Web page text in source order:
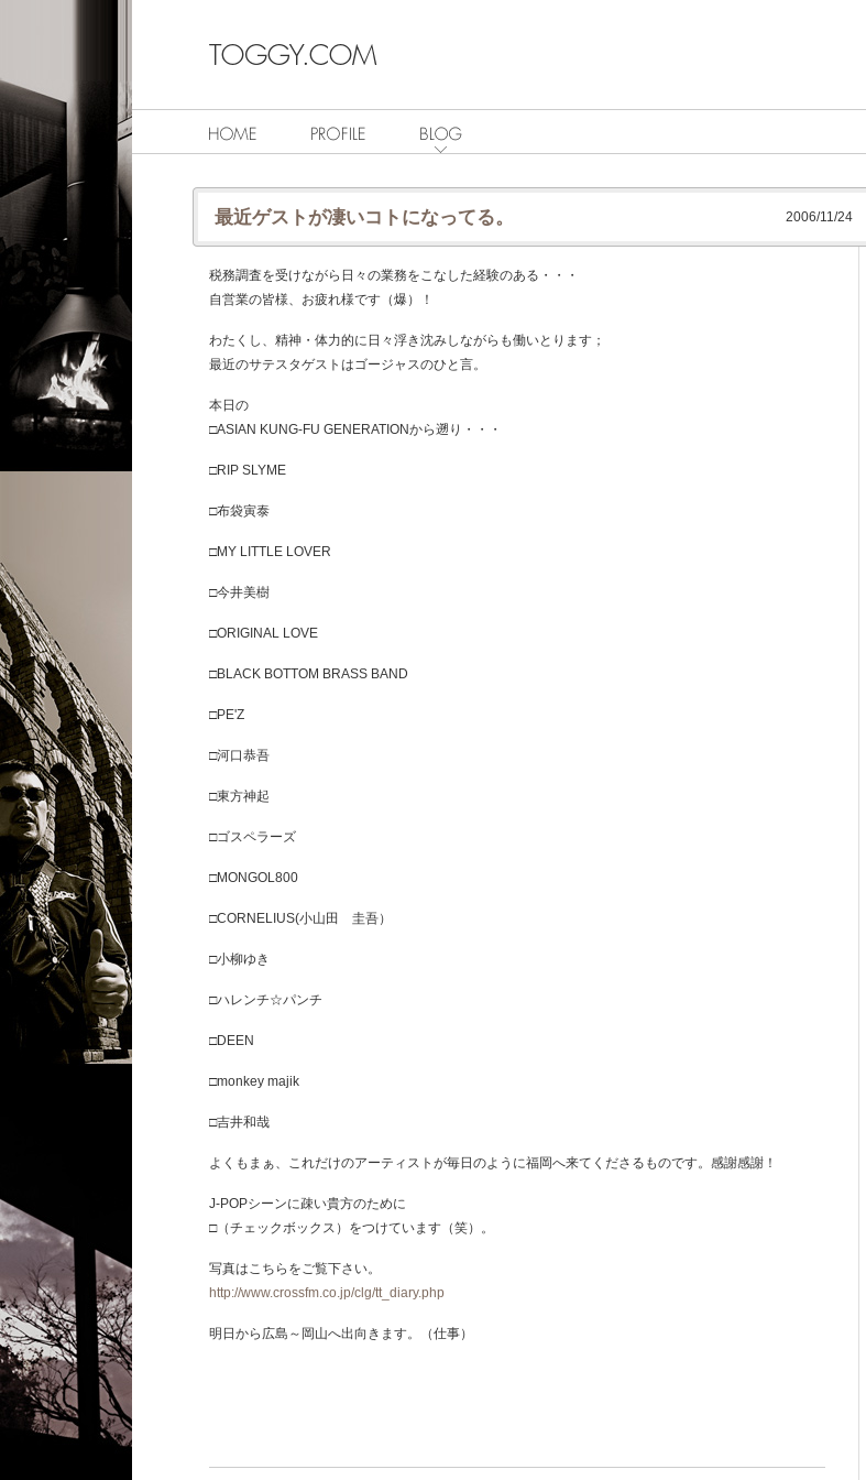
最近ゲストが凄いコトになってる。 2006/11/24
税務調査を受けながら日々の業務をこなした経験のある・・・
自営業の皆様、お疲れ様です（爆）！
わたくし、精神・体力的に日々浮き沈みしながらも働いとります；
最近のサテスタゲストはゴージャスのひと言。
本日の
□ASIAN KUNG-FU GENERATIONから遡り・・・
□RIP SLYME
□布袋寅泰
□MY LITTLE LOVER
□今井美樹
□ORIGINAL LOVE
□BLACK BOTTOM BRASS BAND
□PE'Z
□河口恭吾
□東方神起
□ゴスペラーズ
□MONGOL800
□CORNELIUS(小山田 圭吾）
□小柳ゆき
□ハレンチ☆パンチ
□DEEN
□monkey majik
□吉井和哉
よくもまぁ、これだけのアーティストが毎日のように福岡へ来てくださるものです。感謝感謝！
J-POPシーンに疎い貴方のために
□（チェックボックス）をつけています（笑）。
写真はこちらをご覧下さい。
http://www.crossfm.co.jp/clg/tt_diary.php
明日から広島～岡山へ出向きます。（仕事）